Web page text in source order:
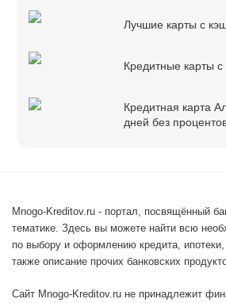
Лучшие карты с
Кредитные карты
Кредитная карта
дней без
Mnogo-Kreditov.ru - портал, посвящённый
тематике. Здесь вы можете найти всю
по выбору и оформлению кредита,
также описание прочих банковских
Сайт Mnogo-Kreditov.ru не принадлежит